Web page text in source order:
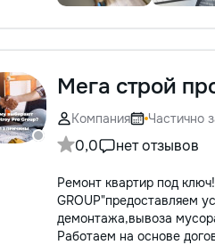
Мега строй
Компания Частично
0,0 нет отзывов
Ремонт квартир под
GROUP"предоставляем
демонтажа,вывоза
Работаем на основе